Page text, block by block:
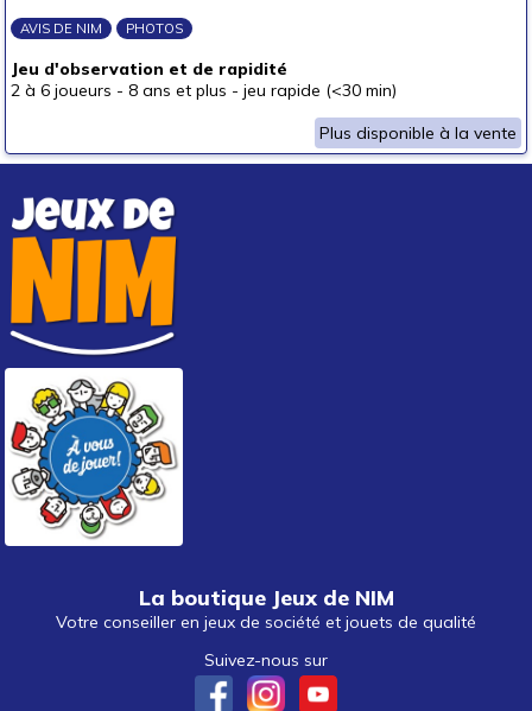
AVIS DE NIM PHOTOS
Jeu d'observation et de rapidité
2 à 6 joueurs - 8 ans et plus - jeu rapide (<30 min)
Plus disponible à la vente
La boutique Jeux de NIM
Votre conseiller en jeux de société et jouets de qualité
Suivez-nous sur